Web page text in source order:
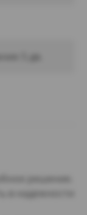
решение.
в надежности